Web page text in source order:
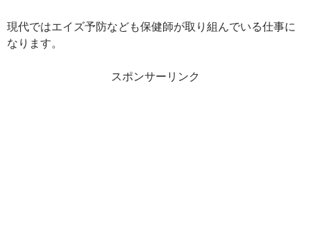
現代ではエイズ予防なども保健師が取り組んでいる仕事に
なります。
スポンサーリンク